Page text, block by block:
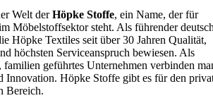
Welt derHöpke Stoffe, ein Name, der für
Möbelstoffsektor steht. Als führender
Höpke Textiles seit über 30 Jahren Qualität,
höchsten Serviceanspruch bewiesen. Als
familien geführtes Unternehmen verbinden
Innovation. Höpke Stoffe gibt es für den
Bereich.